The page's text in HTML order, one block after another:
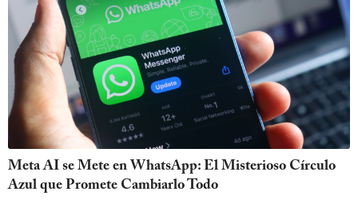
Meta AI se Mete en WhatsApp: El Misterioso Círculo
Azul que Promete Cambiarlo Todo